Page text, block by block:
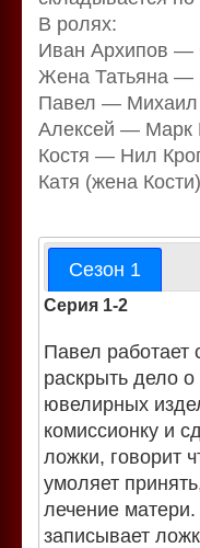
В ролях:
Иван Архипов —
Жена Татьяна
Павел —
Алексей — Марк
Костя — Нил
Катя (жена
Сезон 1
Серия 1-2
Павел работает
раскрыть дело
ювелирных
комиссионку и
ложки, говорит
умоляет
лечение
записывает